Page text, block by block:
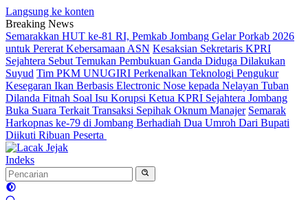
Langsung ke konten
Breaking News
Semarakkan HUT ke-81 RI, Pemkab Jombang Gelar Porkab 2026
untuk Pererat Kebersamaan ASN Kesaksian Sekretaris KPRI
Sejahtera Sebut Temukan Pembukuan Ganda Diduga Dilakukan
Suyud Tim PKM UNUGIRI Perkenalkan Teknologi Pengukur
Kesegaran Ikan Berbasis Electronic Nose kepada Nelayan Tuban
Dilanda Fitnah Soal Isu Korupsi Ketua KPRI Sejahtera Jombang
Buka Suara Terkait Transaksi Sepihak Oknum Manajer Semarak
Harkopnas ke-79 di Jombang Berhadiah Dua Umroh Dari Bupati
Diikuti Ribuan Peserta
Indeks